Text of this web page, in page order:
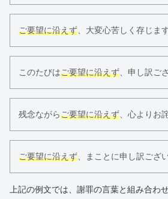
ご要望に沿えず 、大変心苦しく存じます
このたびはご要望に沿えず 、申し訳ご
残念ながらご要望に沿えず 、心よりお
ご要望に沿えず 、まことに申し訳ござ
上記の例文では、謝罪の言葉と組み合わ